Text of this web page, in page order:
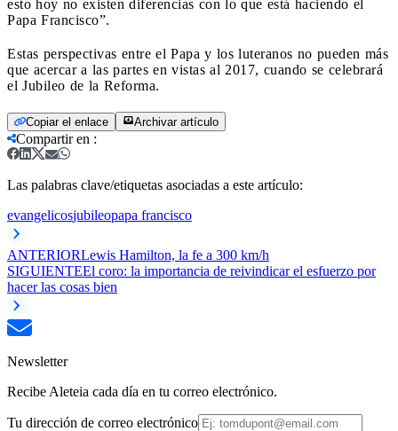
esto hoy no existen diferencias con lo que está haciendo el
Papa Francisco”.
Estas perspectivas entre el Papa y los luteranos no pueden más
que acercar a las partes en vistas al 2017, cuando se celebrará
el Jubileo de la Reforma.
Copiar el enlace Archivar artículo
Compartir en :
Las palabras clave/etiquetas asociadas a este artículo:
evangelicosjubileopapa francisco
ANTERIORLewis Hamilton, la fe a 300 km/h
SIGUIENTEEl coro: la importancia de reivindicar el esfuerzo por
hacer las cosas bien
Newsletter
Recibe Aleteia cada día en tu correo electrónico.
Tu dirección de correo electrónico